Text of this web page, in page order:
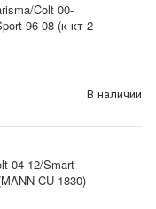
Colt 00-
96-08 (к-кт 2
В наличии
04-12/Smart
CU 1830)